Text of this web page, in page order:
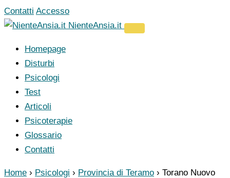
Vai
al
Contatti Accesso
NienteAnsia.it
Homepage
Disturbi
Psicologi
Test
Articoli
Psicoterapie
Glossario
Contatti
Home › Psicologi › Provincia di Teramo › Torano Nuovo